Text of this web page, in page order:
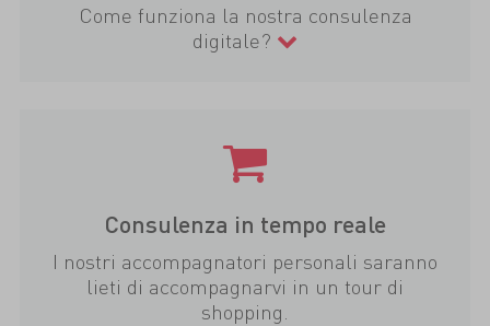
Come funziona la nostra consulenza
digitale?
Consulenza in tempo reale
I nostri accompagnatori personali saranno
lieti di accompagnarvi in un tour di
shopping.